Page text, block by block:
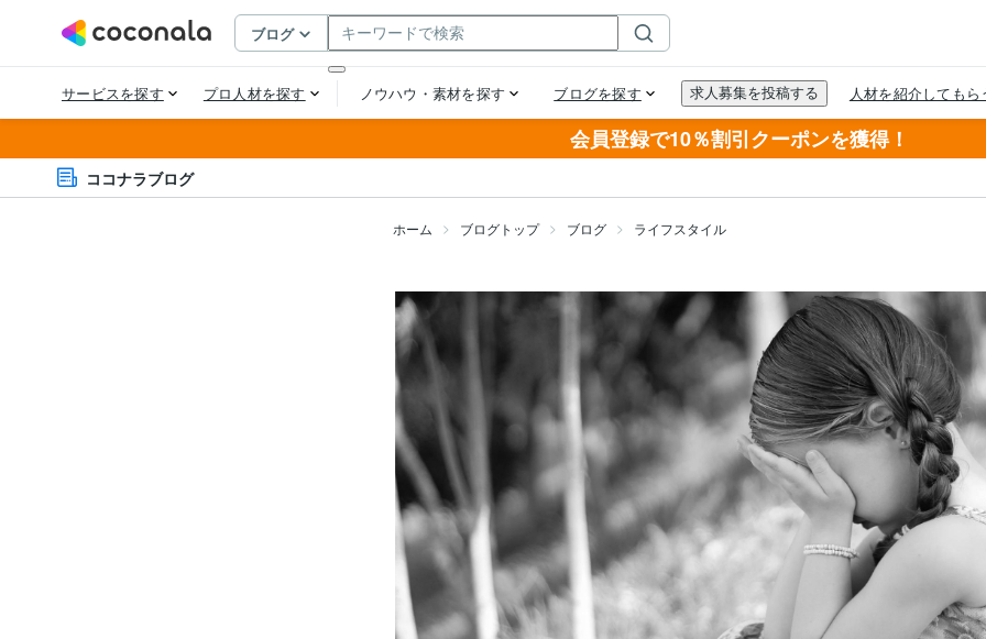
会員登録で10％割引クーポンを獲得！
ココナラブログ
ホーム ブログトップ ブログ ライフスタイル